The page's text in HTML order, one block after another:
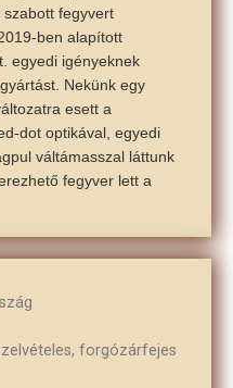
fegyvert
ben alapított
egyedi igényeknek
Nekünk egy
esett a
dot optikával, egyedi
váltámasszal láttunk
fegyver lett a
forgózárfejes